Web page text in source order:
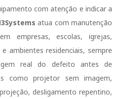
com atenção e indicar a
atua com manutenção
empresas, escolas, igrejas,
ambientes residenciais, sempre
real do defeito antes de
como projetor sem imagem,
desligamento repentino,